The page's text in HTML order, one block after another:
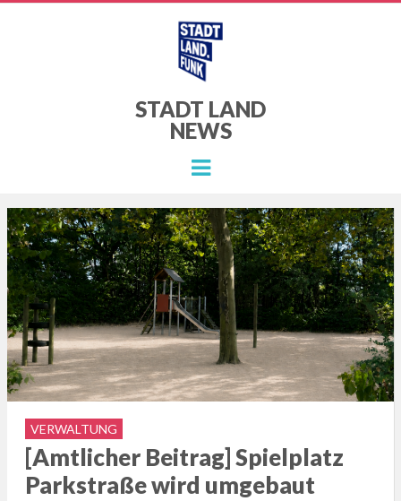
STADT LAND
NEWS
Menu
VERWALTUNG
[Amtlicher Beitrag] Spielplatz
Parkstraße wird umgebaut